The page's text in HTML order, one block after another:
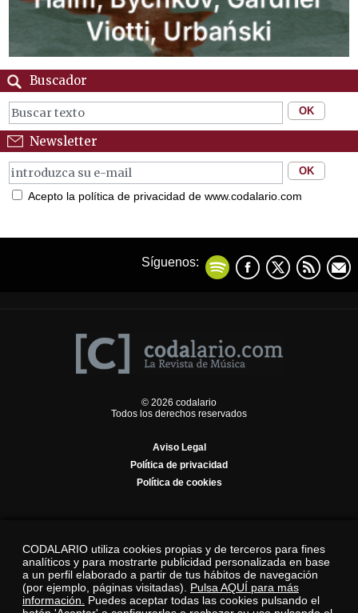
Buscador
Newsletter
Acepto la política de privacidad de www.codalario.com
Síguenos:
© 2026 codalario
Todos los derechos reservados
Aviso Legal
Política de privacidad
Política de cookies
CODALARIO utiliza cookies propias y de terceros para fines
analíticos y para mostrarte publicidad personalizada en base
a un perfil elaborado a partir de tus hábitos de navegación
(por ejemplo, páginas visitadas). Pulsa AQUÍ para más
información.
Puedes aceptar todas las cookies pulsando el